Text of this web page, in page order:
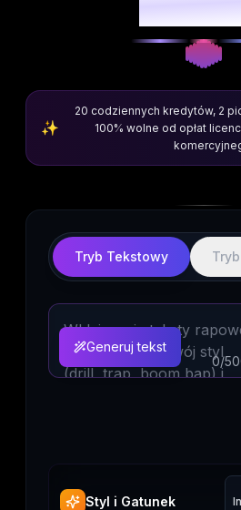
Rap z
✨
20 codziennych kredytów, 2
100% wolne od opłat
Tryb Tekstowy
0/
Generuj tekst
Styl i Gatunek